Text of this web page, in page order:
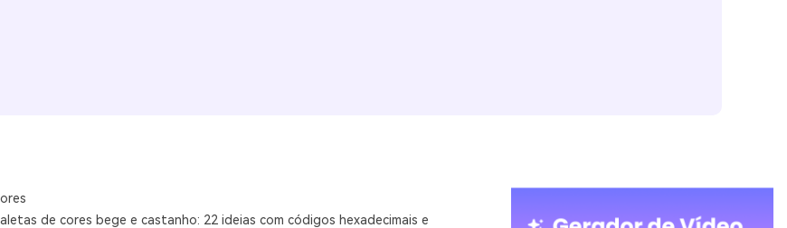
de cores bege e castanho: 22 ideias com códigos hexadecimais e